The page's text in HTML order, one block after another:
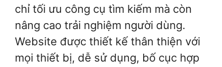
chỉ tối ưu công cụ tìm kiếm mà còn
nâng cao trải nghiệm người dùng.
Website được thiết kế thân thiện với
mọi thiết bị, dễ sử dụng, bố cục hợp